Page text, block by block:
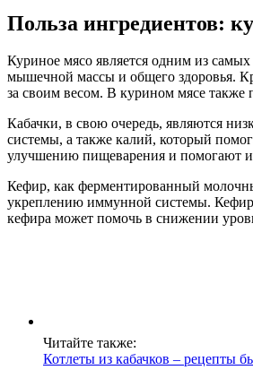
Польза ингредиентов:
Куриное мясо является одним из
мышечной массы и общего здоровья.
за своим весом. В курином мясе
Кабачки, в свою очередь, являются
системы, а также калий, который
улучшению пищеварения и помогают
Кефир, как ферментированный
укреплению иммунной системы. Кефир
кефира может помочь в снижении
Читайте также:
Котлеты из кабачков – рецепты